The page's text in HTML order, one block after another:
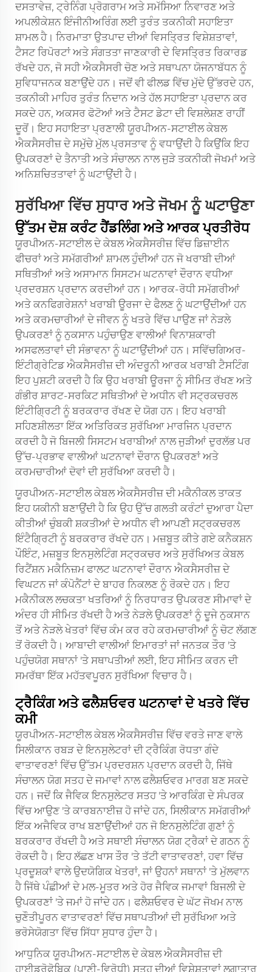
ਦਸਤਾਵੇਜ਼, ਟ੍ਰੇਨਿੰਗ ਪ੍ਰੋਗਰਾਮ ਅਤੇ ਸਮੱਸਿਆ ਨਿਵਾਰਣ ਅਤੇ
ਅਪਲੀਕੇਸ਼ਨ ਇੰਜੀਨੀਅਰਿੰਗ ਲਈ ਤੁਰੰਤ ਤਕਨੀਕੀ ਸਹਾਇਤਾ
ਸ਼ਾਮਲ ਹੈ। ਨਿਰਮਾਤਾ ਉਤਪਾਦ ਦੀਆਂ ਵਿਸਤ੍ਰਿਤ ਵਿਸ਼ੇਸ਼ਤਾਵਾਂ,
ਟੈਸਟ ਰਿਪੋਰਟਾਂ ਅਤੇ ਸੰਗਤਤਾ ਜਾਣਕਾਰੀ ਦੇ ਵਿਸਤ੍ਰਿਤ ਰਿਕਾਰਡ
ਰੱਖਦੇ ਹਨ, ਜੋ ਸਹੀ ਐਕਸੈਸਰੀ ਚੋਣ ਅਤੇ ਸਥਾਪਨਾ ਯੋਜਨਾਬੱਧਨ ਨੂੰ
ਸੁਵਿਧਾਜਨਕ ਬਣਾਉਂਦੇ ਹਨ। ਜਦੋਂ ਵੀ ਫੀਲਡ ਵਿੱਚ ਮੁੱਦੇ ਉੱਭਰਦੇ ਹਨ,
ਤਕਨੀਕੀ ਮਾਹਿਰ ਤੁਰੰਤ ਨਿਦਾਨ ਅਤੇ ਹੱਲ ਸਹਾਇਤਾ ਪ੍ਰਦਾਨ ਕਰ
ਸਕਦੇ ਹਨ, ਅਕਸਰ ਫੋਟੋਆਂ ਅਤੇ ਟੈਸਟ ਡੇਟਾ ਦੀ ਵਿਸ਼ਲੇਸ਼ਣ ਰਾਹੀਂ
ਦੂਰੋਂ। ਇਹ ਸਹਾਇਤਾ ਪ੍ਰਣਾਲੀ ਯੂਰਪੀਅਨ-ਸਟਾਈਲ ਕੇਬਲ
ਐਕਸੈਸਰੀਜ਼ ਦੇ ਸਮੁੱਚੇ ਮੁੱਲ ਪ੍ਰਸਤਾਵ ਨੂੰ ਵਧਾਉਂਦੀ ਹੈ ਕਿਉਂਕਿ ਇਹ
ਉਪਕਰਣਾਂ ਦੇ ਤੈਨਾਤੀ ਅਤੇ ਸੰਚਾਲਨ ਨਾਲ ਜੁੜੇ ਤਕਨੀਕੀ ਜੋਖਮਾਂ ਅਤੇ
ਅਨਿਸ਼ਚਿਤਤਾਵਾਂ ਨੂੰ ਘਟਾਉਂਦੀ ਹੈ।
ਸੁਰੱਖਿਆ ਵਿੱਚ ਸੁਧਾਰ ਅਤੇ ਜੋਖਮ ਨੂੰ ਘਟਾਉਣਾ
ਉੱਤਮ ਦੋਸ਼ ਕਰੰਟ ਹੈਂਡਲਿੰਗ ਅਤੇ ਆਰਕ ਪ੍ਰਤੀਰੋਧ
ਯੂਰਪੀਅਨ-ਸਟਾਈਲ ਦੇ ਕੇਬਲ ਐਕਸੈਸਰੀਜ਼ ਵਿੱਚ ਡਿਜ਼ਾਈਨ
ਫੀਚਰਾਂ ਅਤੇ ਸਮੱਗਰੀਆਂ ਸ਼ਾਮਲ ਹੁੰਦੀਆਂ ਹਨ ਜੋ ਖਰਾਬੀ ਦੀਆਂ
ਸਥਿਤੀਆਂ ਅਤੇ ਅਸਾਮਾਨ ਸਿਸਟਮ ਘਟਨਾਵਾਂ ਦੌਰਾਨ ਵਧੀਆ
ਪ੍ਰਦਰਸ਼ਨ ਪ੍ਰਦਾਨ ਕਰਦੀਆਂ ਹਨ। ਆਰਕ-ਰੋਧੀ ਸਮੱਗਰੀਆਂ
ਅਤੇ ਕਨਫਿਗਰੇਸ਼ਨਾਂ ਖਰਾਬੀ ਊਰਜਾ ਦੇ ਫੈਲਣ ਨੂੰ ਘਟਾਉਂਦੀਆਂ ਹਨ
ਅਤੇ ਕਰਮਚਾਰੀਆਂ ਦੇ ਜੀਵਨ ਨੂੰ ਖਤਰੇ ਵਿੱਚ ਪਾਉਣ ਜਾਂ ਨੇੜਲੇ
ਉਪਕਰਣਾਂ ਨੂੰ ਨੁਕਸਾਨ ਪਹੁੰਚਾਉਣ ਵਾਲੀਆਂ ਵਿਨਾਸ਼ਕਾਰੀ
ਅਸਫਲਤਾਵਾਂ ਦੀ ਸੰਭਾਵਨਾ ਨੂੰ ਘਟਾਉਂਦੀਆਂ ਹਨ। ਸਵਿੱਚਗਿਅਰ-
ਇੰਟੀਗ੍ਰੇਟਿਡ ਐਕਸੈਸਰੀਜ਼ ਦੀ ਅੰਦਰੂਨੀ ਆਰਕ ਖਰਾਬੀ ਟੈਸਟਿੰਗ
ਇਹ ਪੁਸ਼ਟੀ ਕਰਦੀ ਹੈ ਕਿ ਉਹ ਖਰਾਬੀ ਊਰਜਾ ਨੂੰ ਸੀਮਿਤ ਰੱਖਣ ਅਤੇ
ਗੰਭੀਰ ਸ਼ਾਰਟ-ਸਰਕਿਟ ਸਥਿਤੀਆਂ ਦੇ ਅਧੀਨ ਵੀ ਸਟ੍ਰਕਚਰਲ
ਇੰਟੀਗ੍ਰਿਟੀ ਨੂੰ ਬਰਕਰਾਰ ਰੱਖਣ ਦੇ ਯੋਗ ਹਨ। ਇਹ ਖਰਾਬੀ
ਸਹਿਣਸ਼ੀਲਤਾ ਇੱਕ ਅਤਿਰਿਕਤ ਸੁਰੱਖਿਆ ਮਾਰਜਿਨ ਪ੍ਰਦਾਨ
ਕਰਦੀ ਹੈ ਜੋ ਬਿਜਲੀ ਸਿਸਟਮ ਖਰਾਬੀਆਂ ਨਾਲ ਜੁੜੀਆਂ ਦੁਰਲੱਭ ਪਰ
ਉੱਚ-ਪ੍ਰਭਾਵ ਵਾਲੀਆਂ ਘਟਨਾਵਾਂ ਦੌਰਾਨ ਉਪਕਰਣਾਂ ਅਤੇ
ਕਰਮਚਾਰੀਆਂ ਦੋਵਾਂ ਦੀ ਸੁਰੱਖਿਆ ਕਰਦੀ ਹੈ।
ਯੂਰਪੀਅਨ-ਸਟਾਈਲ ਕੇਬਲ ਐਕਸੈਸਰੀਜ਼ ਦੀ ਮਕੈਨੀਕਲ ਤਾਕਤ
ਇਹ ਯਕੀਨੀ ਬਣਾਉਂਦੀ ਹੈ ਕਿ ਉਹ ਉੱਚ ਗਲਤੀ ਕਰੰਟਾਂ ਦੁਆਰਾ ਪੈਦਾ
ਕੀਤੀਆਂ ਚੁੰਬਕੀ ਸ਼ਕਤੀਆਂ ਦੇ ਅਧੀਨ ਵੀ ਆਪਣੀ ਸਟ੍ਰਕਚਰਲ
ਇੰਟੈਗ੍ਰਿਟੀ ਨੂੰ ਬਰਕਰਾਰ ਰੱਖਦੇ ਹਨ। ਮਜ਼ਬੂਤ ਕੀਤੇ ਗਏ ਕਨੈਕਸ਼ਨ
ਪੌਇੰਟ, ਮਜ਼ਬੂਤ ਇਨਸੁਲੇਟਿੰਗ ਸਟ੍ਰਕਚਰ ਅਤੇ ਸੁਰੱਖਿਅਤ ਕੇਬਲ
ਰਿਟੈਂਸ਼ਨ ਮਕੈਨਿਜ਼ਮ ਫਾਲਟ ਘਟਨਾਵਾਂ ਦੌਰਾਨ ਐਕਸੈਸਰੀਜ਼ ਦੇ
ਵਿਘਟਨ ਜਾਂ ਕੰਪੋਨੈਂਟਾਂ ਦੇ ਬਾਹਰ ਨਿਕਲਣ ਨੂੰ ਰੋਕਦੇ ਹਨ। ਇਹ
ਮਕੈਨੀਕਲ ਲਚਕਤਾ ਖਤਰਿਆਂ ਨੂੰ ਨਿਰਧਾਰਤ ਉਪਕਰਣ ਸੀਮਾਵਾਂ ਦੇ
ਅੰਦਰ ਹੀ ਸੀਮਿਤ ਰੱਖਦੀ ਹੈ ਅਤੇ ਨੇੜਲੇ ਉਪਕਰਣਾਂ ਨੂੰ ਦੂਜੇ ਨੁਕਸਾਨ
ਤੋਂ ਅਤੇ ਨੇੜਲੇ ਖੇਤਰਾਂ ਵਿੱਚ ਕੰਮ ਕਰ ਰਹੇ ਕਰਮਚਾਰੀਆਂ ਨੂੰ ਚੋਟ ਲੱਗਣ
ਤੋਂ ਰੋਕਦੀ ਹੈ। ਆਬਾਦੀ ਵਾਲੀਆਂ ਇਮਾਰਤਾਂ ਜਾਂ ਜਨਤਕ ਤੌਰ 'ਤੇ
ਪਹੁੰਚਯੋਗ ਸਥਾਨਾਂ 'ਤੇ ਸਥਾਪਤੀਆਂ ਲਈ, ਇਹ ਸੀਮਿਤ ਕਰਨ ਦੀ
ਸਮਰੱਥਾ ਇੱਕ ਮਹੱਤਵਪੂਰਨ ਸੁਰੱਖਿਆ ਵਿਚਾਰ ਹੈ।
ਟ੍ਰੈਕਿੰਗ ਅਤੇ ਫਲੈਸ਼ਓਵਰ ਘਟਨਾਵਾਂ ਦੇ ਖਤਰੇ ਵਿੱਚ
ਕਮੀ
ਯੂਰਪੀਅਨ-ਸਟਾਈਲ ਕੇਬਲ ਐਕਸੈਸਰੀਜ਼ ਵਿੱਚ ਵਰਤੇ ਜਾਣ ਵਾਲੇ
ਸਿਲੀਕਾਨ ਰਬੜ ਦੇ ਇਨਸੁਲੇਟਰਾਂ ਦੀ ਟ੍ਰੈਕਿੰਗ ਰੋਧਤਾ ਗੰਦੇ
ਵਾਤਾਵਰਣਾਂ ਵਿੱਚ ਉੱਤਮ ਪ੍ਰਦਰਸ਼ਨ ਪ੍ਰਦਾਨ ਕਰਦੀ ਹੈ, ਜਿੱਥੇ
ਸੰਚਾਲਨ ਯੋਗ ਸਤਹ ਦੇ ਜਮਾਵਾਂ ਨਾਲ ਫਲੈਸ਼ਓਵਰ ਮਾਰਗ ਬਣ ਸਕਦੇ
ਹਨ। ਜਦੋਂ ਕਿ ਜੈਵਿਕ ਇਨਸੁਲੇਟਰ ਸਤਹ 'ਤੇ ਆਰਕਿੰਗ ਦੇ ਸੰਪਰਕ
ਵਿੱਚ ਆਉਣ 'ਤੇ ਕਾਰਬਨਾਈਜ਼ ਹੋ ਜਾਂਦੇ ਹਨ, ਸਿਲੀਕਾਨ ਸਮੱਗਰੀਆਂ
ਇੱਕ ਅਜੈਵਿਕ ਰਾਖ ਬਣਾਉਂਦੀਆਂ ਹਨ ਜੋ ਇਨਸੁਲੇਟਿੰਗ ਗੁਣਾਂ ਨੂੰ
ਬਰਕਰਾਰ ਰੱਖਦੀ ਹੈ ਅਤੇ ਸਥਾਈ ਸੰਚਾਲਨ ਯੋਗ ਟ੍ਰੈਕਾਂ ਦੇ ਗਠਨ ਨੂੰ
ਰੋਕਦੀ ਹੈ। ਇਹ ਲੱਛਣ ਖਾਸ ਤੌਰ 'ਤੇ ਤੱਟੀ ਵਾਤਾਵਰਣਾਂ, ਹਵਾ ਵਿੱਚ
ਪ੍ਰਦੂਸ਼ਕਾਂ ਵਾਲੇ ਉਦਯੋਗਿਕ ਖੇਤਰਾਂ, ਜਾਂ ਉਹਨਾਂ ਸਥਾਨਾਂ 'ਤੇ ਮੁੱਲਵਾਨ
ਹੈ ਜਿੱਥੇ ਪੰਛੀਆਂ ਦੇ ਮਲ-ਮੂਤਰ ਅਤੇ ਹੋਰ ਜੈਵਿਕ ਜਮਾਵਾਂ ਬਿਜਲੀ ਦੇ
ਉਪਕਰਣਾਂ 'ਤੇ ਜਮਾਂ ਹੋ ਜਾਂਦੇ ਹਨ। ਫਲੈਸ਼ਓਵਰ ਦੇ ਘੱਟ ਜੋਖਮ ਨਾਲ
ਚੁਣੌਤੀਪੂਰਨ ਵਾਤਾਵਰਣਾਂ ਵਿੱਚ ਸਥਾਪਤੀਆਂ ਦੀ ਸੁਰੱਖਿਆ ਅਤੇ
ਭਰੋਸੇਯੋਗਤਾ ਵਿੱਚ ਸਿੱਧਾ ਸੁਧਾਰ ਹੁੰਦਾ ਹੈ।
ਆਧੁਨਿਕ ਯੂਰਪੀਅਨ-ਸਟਾਈਲ ਦੇ ਕੇਬਲ ਐਕਸੈਸਰੀਜ਼ ਦੀ
ਹਾਈਡ੍ਰੋਫੋਬਿਕ (ਪਾਣੀ-ਵਿਰੋਧੀ) ਸਤਹ ਦੀਆਂ ਵਿਸ਼ੇਸ਼ਤਾਵਾਂ ਲਗਾਤਾਰ